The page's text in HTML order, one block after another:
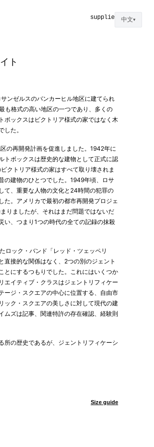
中文▼
supplies
ト
ンゼルスのバンカーヒル地区に建てられ
も格式の高い地区の一つであり、多くの
ボックスはビクトリア様式の家ではなく木
た。
の再開発計画を促進しました。1942年に
トボックスは歴史的な建物として正式に認
クトリア様式の家はすべて取り壊されま
の建物のひとつでした。1949年頃、ロサ
て、重要な人物の文化と24時間の犯罪の
た。アメリカで最初の都市再開発プロジェ
りましたが、それはまだ問題ではないだ
い、つまり1つの時代の全ての記録の抹殺
ロック・バンド「レッド・ツェッペリ
直接的な関係はなく、2つの別のジェント
とにするつもりでした。これにはいくつか
エイティブ・クラスはジェントリフィケー
ージ・スクエアの中心に位置する、自由市
ック・スクエアの美しさに対して現代の建
ムズは記事、関連特許の存在確認、経験則
所の歴史であるが、ジェントリフィケーシ
Size guide